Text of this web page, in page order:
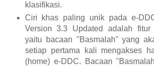
klasifikasi.
Ciri khas paling unik pada e-
Version 3.3 Updated adalah fitur
yaitu bacaan "Basmalah" yang
setiap pertama kali mengakses
(home) e-DDC. Bacaan